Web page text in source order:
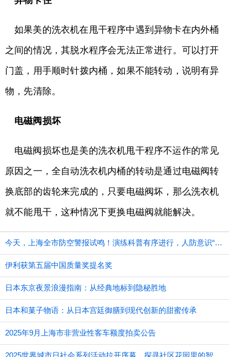
如果美的洗衣机在甩干程序中遇到异物卡在内外桶
之间的情况，其脱水程序会无法正常进行。可以打开
门盖，用手顺时针拨内桶，如果不能转动，说明有异
物，先清除。
电磁阀损坏
电磁阀损坏也是美的洗衣机甩干程序不运作的常见
原因之一，全自动洗衣机内桶的转动是通过电磁阀转
换底部的齿轮来完成的，只要电磁阀坏，那么洗衣机
就不能甩干，这种情况下更换电磁阀就能解决。
今天，上海全市防空警报试鸣！演练科普有序进行，人防意识“声入人心”
伊利获第五届中国质量奖提名奖
日本东京夜景浪漫指南：从经典地标到隐秘胜地
日本和菓子物语：从日本宫廷御膳到现代创新的甜蜜传承
2025年9月上海市非营业性客车额度拍卖公告